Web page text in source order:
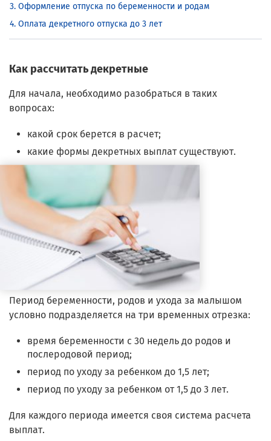
Оформление отпуска по беременности и родам
Оплата декретного отпуска до 3 лет
Как рассчитать декретные
Для начала, необходимо разобраться в таких
вопросах:
какой срок берется в расчет;
какие формы декретных выплат существуют.
Период беременности, родов и ухода за малышом
условно подразделяется на три временных отрезка:
время беременности с 30 недель до родов и
послеродовой период;
период по уходу за ребенком до 1,5 лет;
период по уходу за ребенком от 1,5 до 3 лет.
Для каждого периода имеется своя система расчета
выплат.